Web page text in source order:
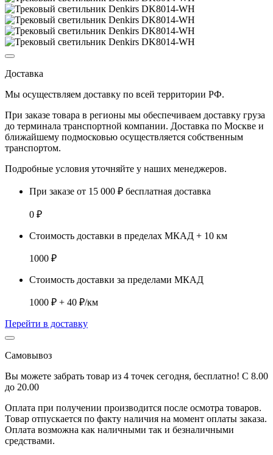
Доставка
Мы осуществляем доставку по всей территории РФ.
При заказе товара в регионы мы обеспечиваем доставку груза
до терминала транспортной компании. Доставка по Москве и
ближайшему подмосковью осуществляется собственным
транспортом.
Подробные условия уточняйте у наших менеджеров.
При заказе от 15 000 ₽ бесплатная доставка
0 ₽
Стоимость доставки в пределах МКАД + 10 км
1000 ₽
Стоимость доставки за пределами МКАД
1000 ₽ + 40 ₽/км
Перейти в доставку
Самовывоз
Вы можете забрать товар из 4 точек сегодня, бесплатно! С 8.00
до 20.00
Оплата при получении производится после осмотра товаров.
Товар отпускается по факту наличия на момент оплаты заказа.
Оплата возможна как наличными так и безналичными
средствами.